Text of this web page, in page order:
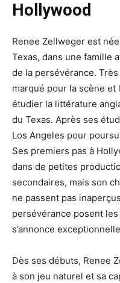
Hollywood
Renee Zellweger est
Texas, dans une famille
de la persévérance.
marqué pour la scène et
étudier la littérature
du Texas. Après ses
Los Angeles pour
Ses premiers pas à
dans de petites
secondaires, mais son
ne passent pas
persévérance posent
s’annonce
Dès ses débuts, Renee
à son jeu naturel et sa